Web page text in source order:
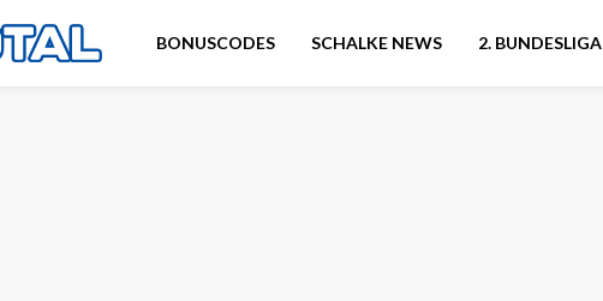
BONUSCODES SCHALKE NEWS 2. BUNDESLIGA